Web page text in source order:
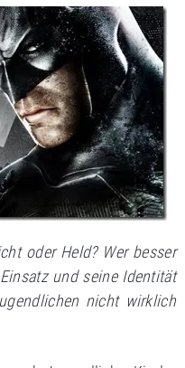
oder Held? Wer besser
und seine Identität
nicht wirklich